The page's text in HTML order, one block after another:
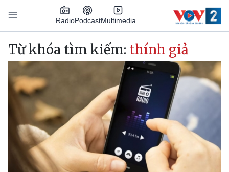
Nhảy đến nội dung
RadioPodcastMultimedia
Main navigation
Từ khóa tìm kiếm: thính giả